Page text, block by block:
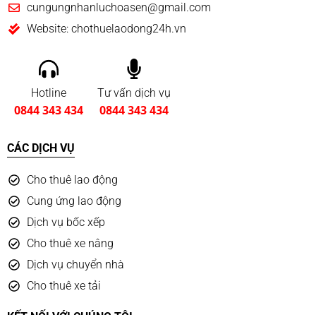
cungungnhanluchoasen@gmail.com
Website: chothuelaodong24h.vn
Hotline
0844 343 434
Tư vấn dịch vụ
0844 343 434
CÁC DỊCH VỤ
Cho thuê lao động
Cung ứng lao động
Dịch vụ bốc xếp
Cho thuê xe nâng
Dịch vụ chuyển nhà
Cho thuê xe tải